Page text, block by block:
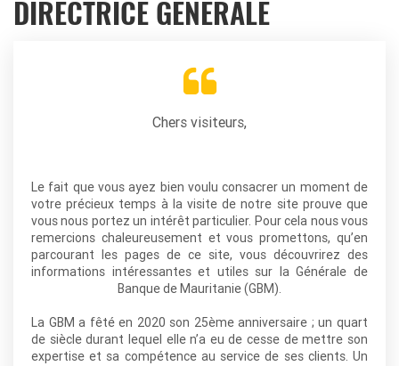
DIRECTRICE GÉNÉRALE
Chers visiteurs,
Le fait que vous ayez bien voulu consacrer un moment de
votre précieux temps à la visite de notre site prouve que
vous nous portez un intérêt particulier. Pour cela nous vous
remercions chaleureusement et vous promettons, qu’en
parcourant les pages de ce site, vous découvrirez des
informations intéressantes et utiles sur la Générale de
Banque de Mauritanie (GBM).
La GBM a fêté en 2020 son 25ème anniversaire ; un quart
de siècle durant lequel elle n’a eu de cesse de mettre son
expertise et sa compétence au service de ses clients. Un